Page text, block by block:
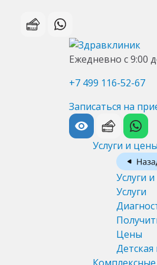
Ежедневно с 9:00
+7 499 116-52-67
Записаться на
Услуги и цены
Услуги
Услуги
Цены
Детская